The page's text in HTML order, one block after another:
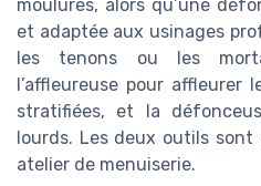
moulures, alors qu’une
et adaptée aux usinages
les tenons ou les
l’affleureuse pour
stratifiées, et la
lourds. Les deux outils sont
atelier de menuiserie.